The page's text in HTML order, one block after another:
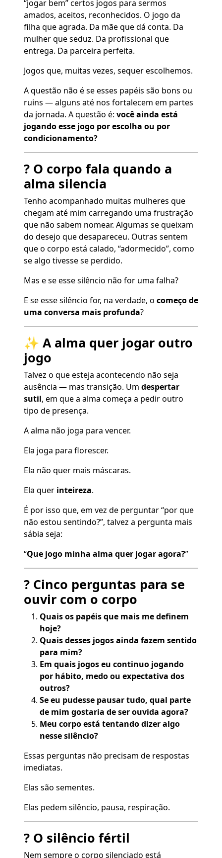
“jogar bem” certos jogos para sermos
amados, aceitos, reconhecidos. O jogo da
filha que agrada. Da mãe que dá conta. Da
mulher que seduz. Da profissional que
entrega. Da parceira perfeita.
Jogos que, muitas vezes, sequer escolhemos.
A questão não é se esses papéis são bons ou
ruins — alguns até nos fortalecem em partes
da jornada. A questão é: você ainda está
jogando esse jogo por escolha ou por
condicionamento?
? O corpo fala quando a
alma silencia
Tenho acompanhado muitas mulheres que
chegam até mim carregando uma frustração
que não sabem nomear. Algumas se queixam
do desejo que desapareceu. Outras sentem
que o corpo está calado, “adormecido”, como
se algo tivesse se perdido.
Mas e se esse silêncio não for uma falha?
E se esse silêncio for, na verdade, o começo de
uma conversa mais profunda?
✨ A alma quer jogar outro
jogo
Talvez o que esteja acontecendo não seja
ausência — mas transição. Um despertar
sutil, em que a alma começa a pedir outro
tipo de presença.
A alma não joga para vencer.
Ela joga para florescer.
Ela não quer mais máscaras.
Ela quer inteireza.
É por isso que, em vez de perguntar “por que
não estou sentindo?”, talvez a pergunta mais
sábia seja:
“Que jogo minha alma quer jogar agora?”
? Cinco perguntas para se
ouvir com o corpo
Quais os papéis que mais me definem
hoje?
Quais desses jogos ainda fazem sentido
para mim?
Em quais jogos eu continuo jogando
por hábito, medo ou expectativa dos
outros?
Se eu pudesse pausar tudo, qual parte
de mim gostaria de ser ouvida agora?
Meu corpo está tentando dizer algo
nesse silêncio?
Essas perguntas não precisam de respostas
imediatas.
Elas são sementes.
Elas pedem silêncio, pausa, respiração.
? O silêncio fértil
Nem sempre o corpo silenciado está